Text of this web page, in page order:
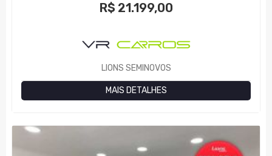
R$ 21.199,00
LIONS SEMINOVOS
MAIS DETALHES